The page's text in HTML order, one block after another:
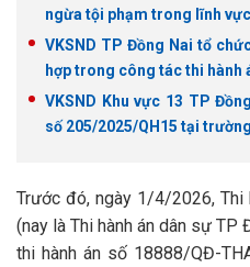
ngừa tội phạm trong lĩnh
VKSND TP Đồng Nai tổ
hợp trong công tác thi hành
VKSND Khu vực 13 TP
số 205/2025/QH15 tại
Trước đó, ngày 1/4/2026, Thi
(nay là Thi hành án dân sự TP
thi hành án số 18888/QĐ-